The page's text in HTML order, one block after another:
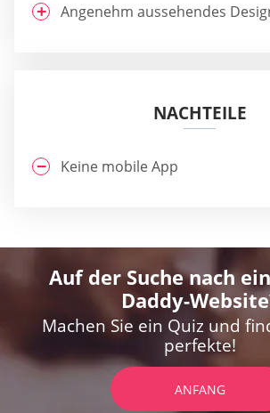
Angenehm aussehendes
NACHTEILE
Keine mobile App
Auf der Suche nach
Daddy-
Machen Sie ein Quiz und
perfekte!
ANFANG